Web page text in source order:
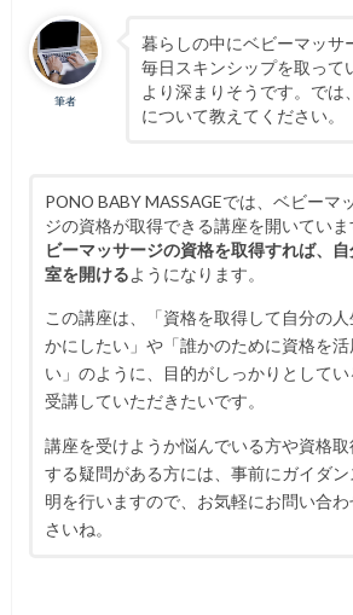
筆者
暮らしの中にベビーマッサ
毎日スキンシップを取って
より深まりそうです。では
について教えてください。
PONO BABY MASSAGEでは、ベビーマ
ジの資格が取得できる講座を開いていま
ビーマッサージの資格を取得すれば、
室を開けるようになります。
この講座は、「資格を取得して自分の人
かにしたい」や「誰かのために資格を活
い」のように、目的がしっかりとしてい
受講していただきたいです。
講座を受けようか悩んでいる方や資格取
する疑問がある方には、事前にガイダン
明を行いますので、お気軽にお問い合
さいね。